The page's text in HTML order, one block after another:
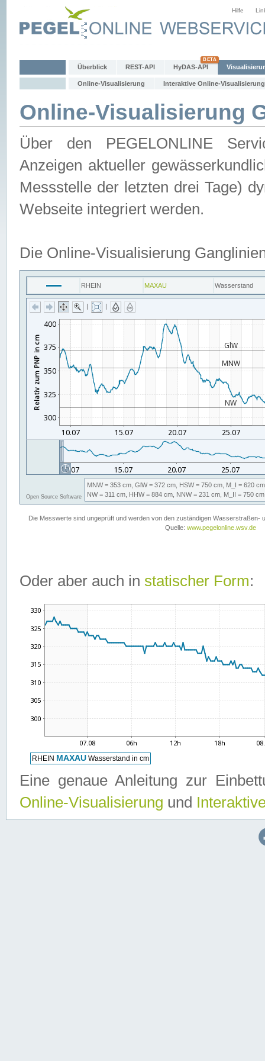
Hilfe
Überblick REST-API HyDAS-API
Online-Visualisierung Interaktive Online-Visualisierung
Online-Visualisierung
Über den PEGELONLINE
Anzeigen aktueller
Messstelle der letzten drei Tage)
Webseite integriert werden.
Die Online-Visualisierung
Oder aber auch in statischer Form:
Eine genaue Anleitung zur
Online-Visualisierung und